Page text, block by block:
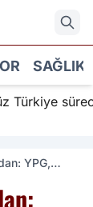
SAĞLIK
YPG,